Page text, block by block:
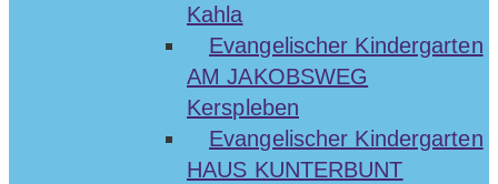
Kahla
Evangelischer Kindergarten
AM JAKOBSWEG
Kerspleben
Evangelischer Kindergarten
HAUS KUNTERBUNT